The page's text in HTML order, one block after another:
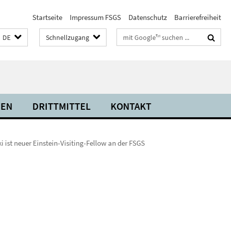
Startseite Impressum FSGS Datenschutz Barrierefreiheit
DE Schnellzugang Suchbegriffe
DRITTMITTEL KONTAKT
ist neuer Einstein-Visiting-Fellow an der FSGS